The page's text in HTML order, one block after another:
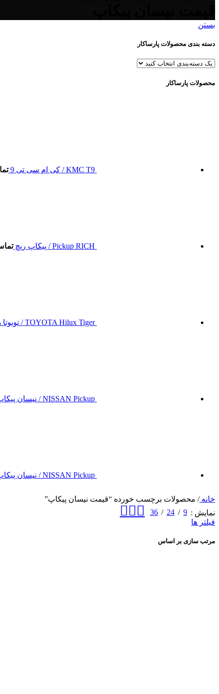
بستن
دسته بندی محصولات پارساکار
محصولات پارساکار
KMC T9 / کی ام سی تی 9
Pickup RICH / پیکاپ ریچ
TOYOTA Hilux Tiger / تویوتا هایلوکس تایگر
NISSAN Pickup / نیسان پیکاپ
NISSAN Pickup / نیسان پیکاپ
خانه/ محصولات برچسب خورده “قیمت نیسان پیکاپ”
نمایش
9
24
36
فیلتر ها
مرتب سازی بر اساس